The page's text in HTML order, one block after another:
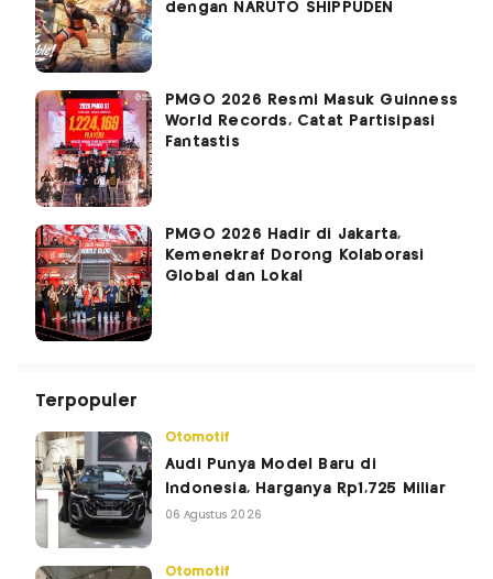
dengan NARUTO SHIPPUDEN
PMGO 2026 Resmi Masuk Guinness
World Records, Catat Partisipasi
Fantastis
PMGO 2026 Hadir di Jakarta,
Kemenekraf Dorong Kolaborasi
Global dan Lokal
Terpopuler
Otomotif
Audi Punya Model Baru di
Indonesia, Harganya Rp1,725 Miliar
06 Agustus 2026
Otomotif